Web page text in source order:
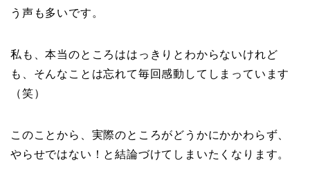
う声も多いです。
私も、本当のところははっきりとわからないけれど
も、そんなことは忘れて毎回感動してしまっています
（笑）
このことから、実際のところがどうかにかかわらず、
やらせではない！と結論づけてしまいたくなります。